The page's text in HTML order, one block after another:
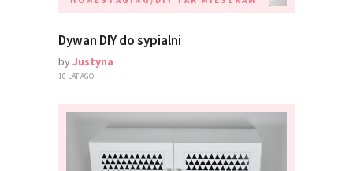
Dywan DIY do sypialni
byJustyna
10 LAT AGO